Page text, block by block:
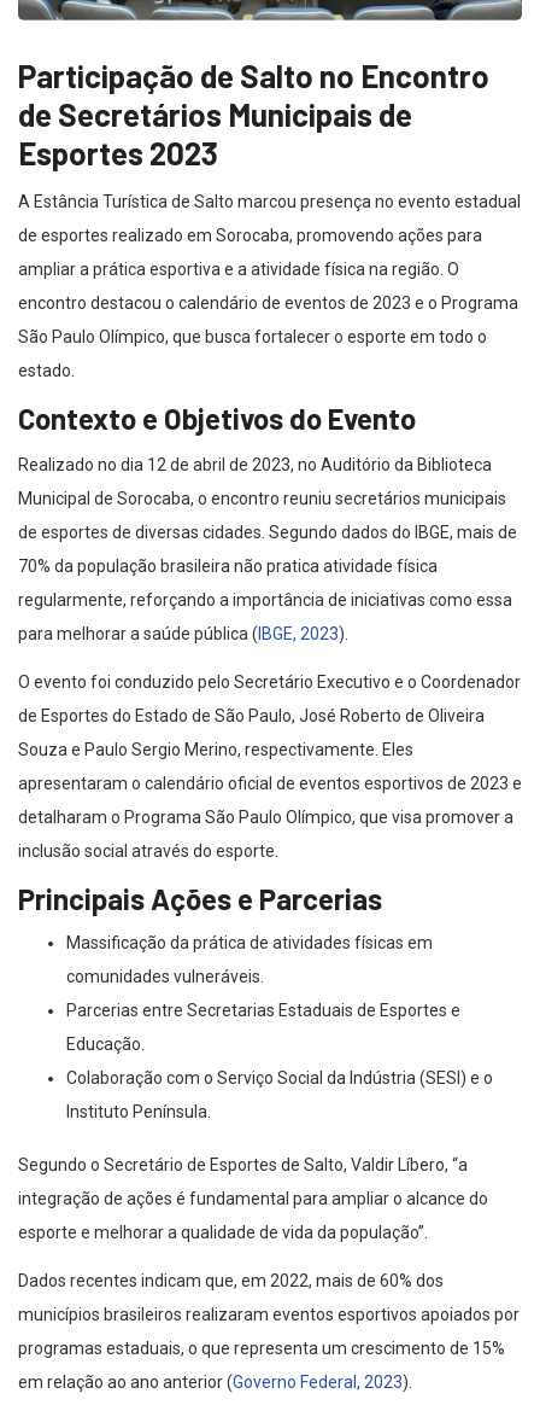
Participação de Salto no Encontro
de Secretários Municipais de
Esportes 2023
A Estância Turística de Salto marcou presença no evento estadual
de esportes realizado em Sorocaba, promovendo ações para
ampliar a prática esportiva e a atividade física na região. O
encontro destacou o calendário de eventos de 2023 e o Programa
São Paulo Olímpico, que busca fortalecer o esporte em todo o
estado.
Contexto e Objetivos do Evento
Realizado no dia 12 de abril de 2023, no Auditório da Biblioteca
Municipal de Sorocaba, o encontro reuniu secretários municipais
de esportes de diversas cidades. Segundo dados do IBGE, mais de
70% da população brasileira não pratica atividade física
regularmente, reforçando a importância de iniciativas como essa
para melhorar a saúde pública ( IBGE, 2023).
O evento foi conduzido pelo Secretário Executivo e o Coordenador
de Esportes do Estado de São Paulo, José Roberto de Oliveira
Souza e Paulo Sergio Merino, respectivamente. Eles
apresentaram o calendário oficial de eventos esportivos de 2023 e
detalharam o Programa São Paulo Olímpico, que visa promover a
inclusão social através do esporte.
Principais Ações e Parcerias
Massificação da prática de atividades físicas em
comunidades vulneráveis.
Parcerias entre Secretarias Estaduais de Esportes e
Educação.
Colaboração com o Serviço Social da Indústria (SESI) e o
Instituto Península.
Segundo o Secretário de Esportes de Salto, Valdir Líbero, “a
integração de ações é fundamental para ampliar o alcance do
esporte e melhorar a qualidade de vida da população”.
Dados recentes indicam que, em 2022, mais de 60% dos
municípios brasileiros realizaram eventos esportivos apoiados por
programas estaduais, o que representa um crescimento de 15%
em relação ao ano anterior (Governo Federal, 2023).